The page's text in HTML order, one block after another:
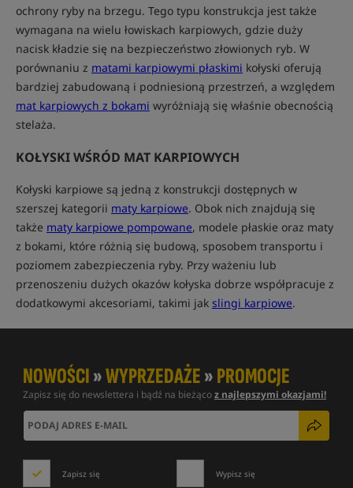
ochrony ryby na brzegu. Tego typu konstrukcja jest także
wymagana na wielu łowiskach karpiowych, gdzie duży
nacisk kładzie się na bezpieczeństwo złowionych ryb. W
porównaniu z matami karpiowymi płaskimi kołyski oferują
bardziej zabudowaną i podniesioną przestrzeń, a względem
mat karpiowych z bokami wyróżniają się właśnie obecnością
stelaża.
KOŁYSKI WŚRÓD MAT KARPIOWYCH
Kołyski karpiowe są jedną z konstrukcji dostępnych w
szerszej kategorii maty karpiowe. Obok nich znajdują się
także maty karpiowe pompowane, modele płaskie oraz maty
z bokami, które różnią się budową, sposobem transportu i
poziomem zabezpieczenia ryby. Przy ważeniu lub
przenoszeniu dużych okazów kołyska dobrze współpracuje z
dodatkowymi akcesoriami, takimi jak slingi karpiowe.
NOWOŚCI»WYPRZEDAŻE»PROMOCJE
Zapisz się do newslettera i bądź na bieżącoz najlepszymi okazjami!
Zapisz się Wypisz się